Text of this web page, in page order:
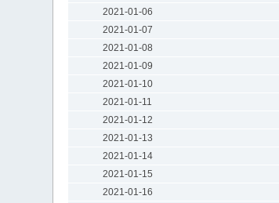
2021-01-06
2021-01-07
2021-01-08
2021-01-09
2021-01-10
2021-01-11
2021-01-12
2021-01-13
2021-01-14
2021-01-15
2021-01-16